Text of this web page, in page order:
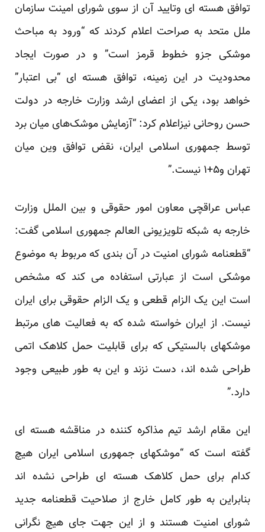
توافق هسته ای وتایید آن از سوی شورای امینت سازمان
ملل متحد به صراحت اعلام کردند که “ورود به مباحث
موشکی جزو خطوط قرمز است” و در صورت ایجاد
محدودیت در این زمینه، توافق هسته ای “بی اعتبار”
خواهد بود، یکی از اعضای ارشد وزارت خارجه در دولت
حسن روحانی نیزاعلام کرد: “آزمایش موشک‌های میان برد
توسط جمهوری اسلامی ایران، نقض توافق وین میان
تهران و۵+۱ نیست.”
عباس عراقچی معاون امور حقوقی و بین الملل وزارت
خارجه به شبکه تلویزیونی العالم جمهوری اسلامی گفت:
“قطعنامه شورای امنیت در آن بندی که مربوط به موضوع
موشکی است از عبارتی استفاده می کند که مشخص
است این یک الزام قطعی و یک الزام حقوقی برای ایران
نیست. از ایران خواسته شده که به فعالیت های مرتبط
موشکهای بالستیکی که برای قابلیت حمل کلاهک اتمی
طراحی شده اند، دست نزند و این به طور طبیعی وجود
دارد.”
این مقام ارشد تیم مذاکره کننده در مناقشه هسته ای
گفته است که “موشکهای جمهوری اسلامی ایران هیچ
کدام برای حمل کلاهک هسته ای طراحی نشده اند
بنابراین به طور کامل خارج از صلاحیت قطعنامه جدید
شورای امنیت هستند و از این جهت جای هیچ نگرانی